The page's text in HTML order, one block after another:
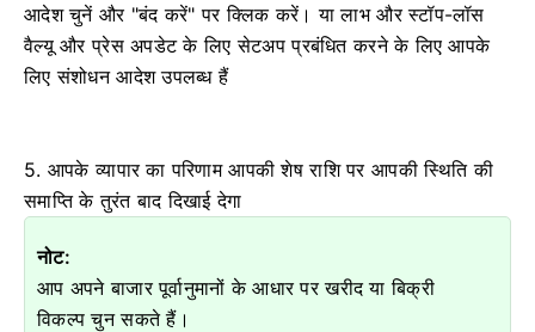
आदेश चुनें और "बंद करें" पर क्लिक करें।या लाभ और स्टॉप-लॉस
वैल्यू और प्रेस अपडेट के लिए सेटअप प्रबंधित करने के लिए आपके
लिए संशोधन आदेश उपलब्ध हैं
5. आपके व्यापार का परिणाम आपकी शेष राशि पर आपकी स्थिति की
समाप्ति के तुरंत बाद दिखाई देगा
नोट:
आप अपने बाजार पूर्वानुमानों के आधार पर खरीद या बिक्री
विकल्प चुन सकते हैं।